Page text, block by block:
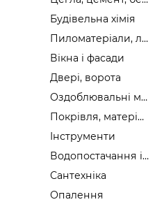
Будівельна хімія
Пиломатеріали, лісоматеріали
Вікна і фасади
Двері, ворота
Оздоблювальні матеріали
Покрівля, матеріали
Інструменти
Водопостачання і каналізація
Сантехніка
Опалення